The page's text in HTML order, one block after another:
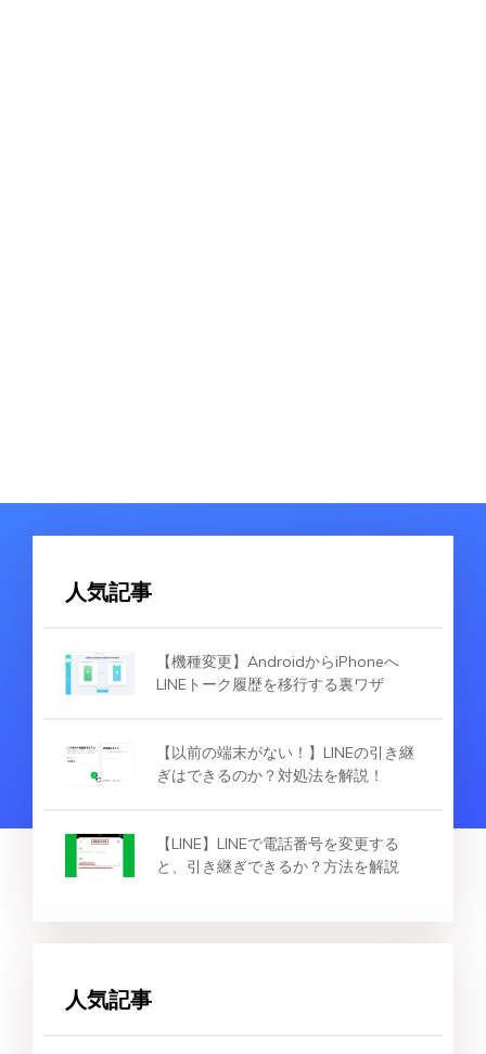
人気記事
【機種変更】AndroidからiPhoneへ
LINEトーク履歴を移行する裏ワザ
【以前の端末がない！】LINEの引き継
ぎはできるのか？対処法を解説！
【LINE】LINEで電話番号を変更する
と、引き継ぎできるか？方法を解説
人気記事